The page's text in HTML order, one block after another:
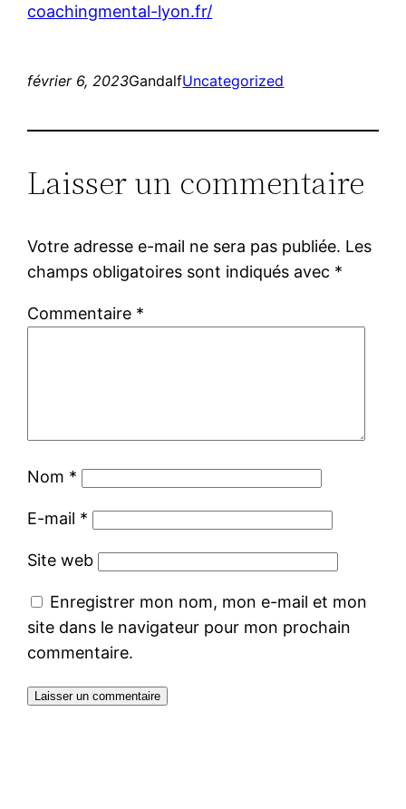
coachingmental-lyon.fr/
février 6, 2023GandalfUncategorized
Laisser un commentaire
Votre adresse e-mail ne sera pas publiée. Les
champs obligatoires sont indiqués avec *
Commentaire *
Nom *
E-mail *
Site web
Enregistrer mon nom, mon e-mail et mon
site dans le navigateur pour mon prochain
commentaire.